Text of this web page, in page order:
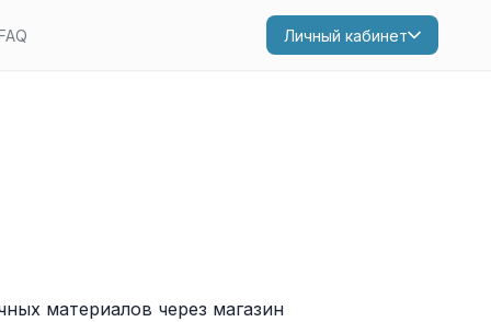
Личный кабинет
материалов через магазин